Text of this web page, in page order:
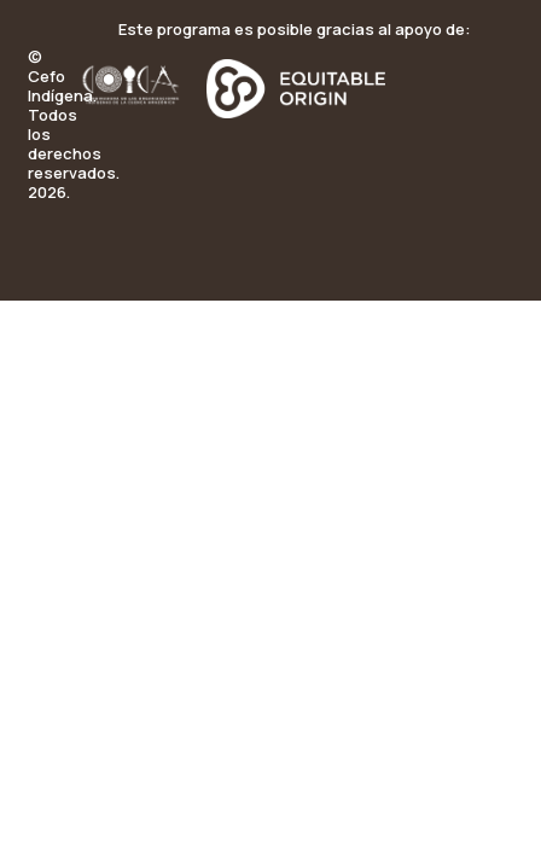
©
Cefo
Indígena.
Todos
los
derechos
reservados.
2026.
Este programa es posible gracias al apoyo de: